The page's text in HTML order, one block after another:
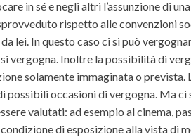
in sé e negli altri l’assunzione di
rispetto alle convenzioni
lei. In questo caso ci si può
vergogna. Inoltre la possibilità di
solamente immaginata o
possibili occasioni di vergogna. Ma
valutati: ad esempio al cinema,
di esposizione alla vista di